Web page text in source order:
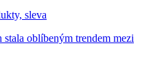
sleva
oblíbeným trendem mezi